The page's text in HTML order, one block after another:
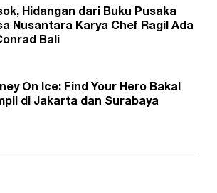
Hidangan dari Buku Pusaka
Nusantara Karya Chef Ragil Ada
Bali
On Ice: Find Your Hero Bakal
di Jakarta dan Surabaya